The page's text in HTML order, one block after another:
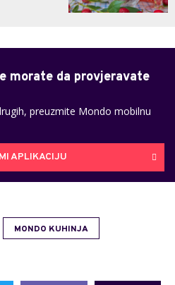
morate da provjeravate
preuzmite Mondo mobilnu
APLIKACIJU
MONDO KUHINJA